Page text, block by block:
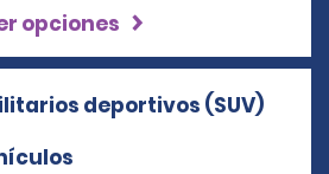
opciones
deportivos (SUV)